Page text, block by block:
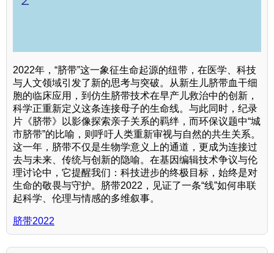
2022年，“脐带”这一象征生命起源的纽带，在医学、科技
与人文领域引发了新的思考与突破。从新生儿脐带血干细
胞的临床应用，到仿生脐带技术在早产儿救治中的创新，
科学正重新定义这条连接母子的生命线。与此同时，纪录
片《脐带》以影像探索亲子关系的羁绊，而环保议题中“城
市脐带”的比喻，则呼吁人类重新审视与自然的共生关系。
这一年，脐带不仅是生物学意义上的通道，更成为连接过
去与未来、传统与创新的隐喻。在基因编辑技术争议与伦
理讨论中，它提醒我们：科技进步的终极目标，始终是对
生命的敬畏与守护。脐带2022，见证了一条“线”如何串联
起科学、伦理与情感的多维叙事。
脐带2022